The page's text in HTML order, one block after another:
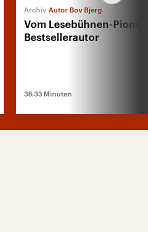
Autor Bov Bjerg
Vom Lesebühnen-
Bestsellerautor
38:33 Minuten